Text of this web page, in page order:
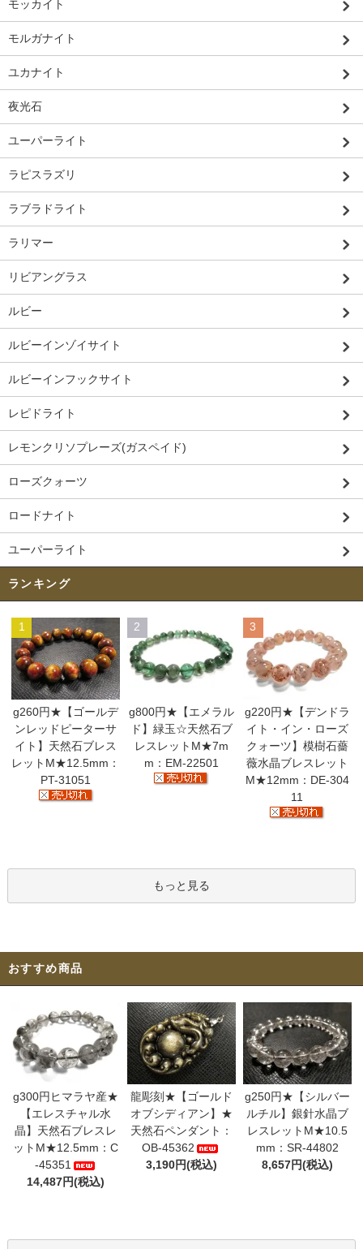
モッカイト
モルガナイト
ユカナイト
夜光石
ユーパーライト
ラピスラズリ
ラブラドライト
ラリマー
リビアングラス
ルビー
ルビーインゾイサイト
ルビーインフックサイト
レピドライト
レモンクリソプレーズ(ガスペイド)
ローズクォーツ
ロードナイト
ユーパーライト
ランキング
1
g260円★【ゴールデ
ンレッドピーターサ
イト】天然石ブレス
レットM★12.5mm：
PT-31051
2
g800円★【エメラル
ド】緑玉☆天然石ブ
レスレットM★7m
m：EM-22501
3
g220円★【デンドラ
イト・イン・ローズ
クォーツ】模樹石薔
薇水晶ブレスレット
M★12mm：DE-304
11
もっと見る
おすすめ商品
g300円ヒマラヤ産★
【エレスチャル水
晶】天然石ブレスレ
ットM★12.5mm：C
-45351
14,487円(税込)
龍彫刻★【ゴールド
オブシディアン】★
天然石ペンダント：
OB-45362
3,190円(税込)
g250円★【シルバー
ルチル】銀針水晶ブ
レスレットM★10.5
mm：SR-44802
8,657円(税込)